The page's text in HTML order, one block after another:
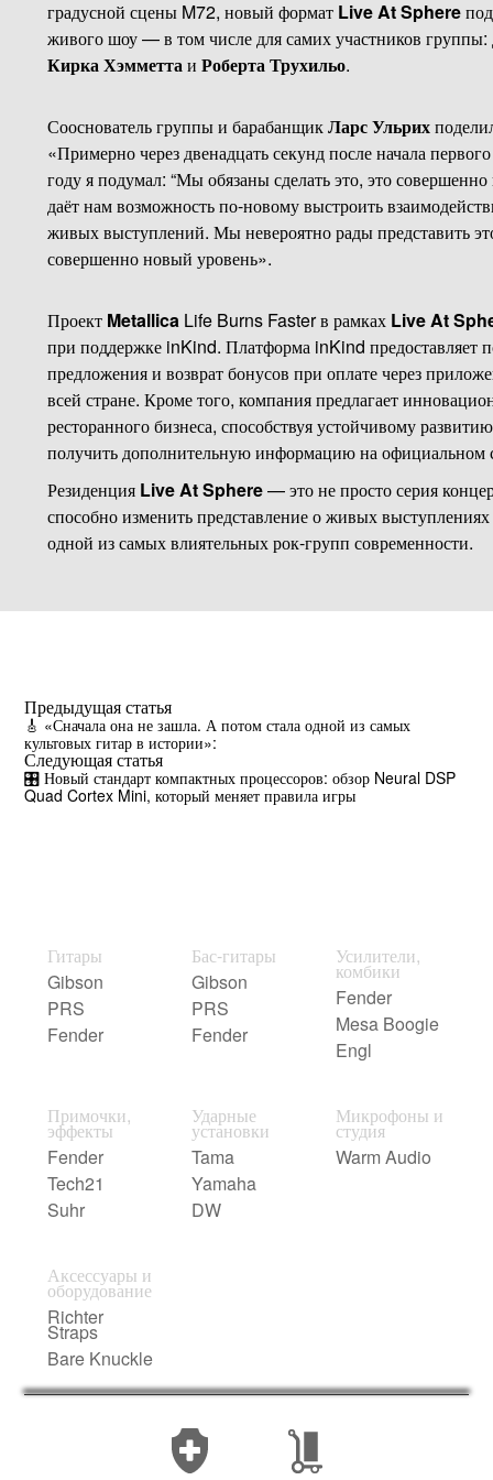
градусной сцены M72, новый формат Live At Sphere
живого шоу — в том числе для самих участников группы:
Кирка Хэмметтаи Роберта Трухильо.
Сооснователь группы и барабанщикЛарс Ульрих
«Примерно через двенадцать секунд после начала
году я подумал: “Мы обязаны сделать это, это
даёт нам возможность по-новому выстроить
живых выступлений. Мы невероятно рады представить
совершенно новый уровень».
Проект MetallicaLife Burns Faster в рамках Live At
при поддержке inKind. Платформа inKind предоставляет
предложения и возврат бонусов при оплате через
всей стране. Кроме того, компания предлагает
ресторанного бизнеса, способствуя устойчивому
получить дополнительную информацию на официальном
Резиденция Live At Sphere— это не просто серия
способно изменить представление о живых
одной из самых влиятельных рок-групп современности.
Предыдущая статья
🎸 «Сначала она не зашла. А потом стала одной из самых
культовых гитар в истории»:
Следующая статья
🎛️ Новый стандарт компактных процессоров: обзор Neural DSP
Quad Cortex Mini, который меняет правила игры
Гитары
Gibson
PRS
Fender
Бас-гитары
Gibson
PRS
Fender
Усилители,
комбики
Fender
Mesa Boogie
Engl
Примочки,
эффекты
Fender
Tech21
Suhr
Ударные
установки
Tama
Yamaha
DW
Микрофоны и
студия
Warm Audio
Аксессуары и
оборудование
Richter
Straps
Bare Knuckle